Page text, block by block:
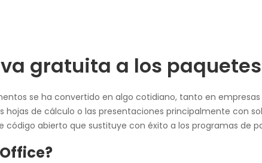
gratuita a los
se ha convertido en algo cotidiano, tanto en
hojas de cálculo o las presentaciones principalmente con
abierto que sustituye con éxito a los programas de